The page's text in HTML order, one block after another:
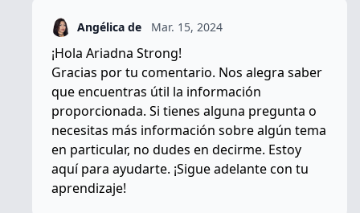
Angélica de Mar. 15, 2024
¡Hola Ariadna Strong!
Gracias por tu comentario. Nos alegra saber
que encuentras útil la información
proporcionada. Si tienes alguna pregunta o
necesitas más información sobre algún tema
en particular, no dudes en decirme. Estoy
aquí para ayudarte. ¡Sigue adelante con tu
aprendizaje!